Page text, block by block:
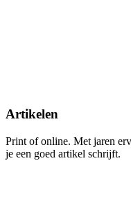
Artikelen
Print of online. Met jaren
je een goed artikel schrijft.